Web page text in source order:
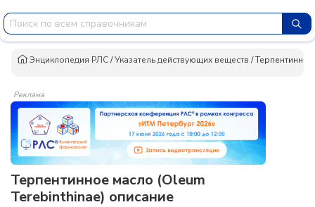
Энциклопедия РЛС/Указатель действующих веществ /
Реклама
Терпентинное масло (Oleum
Terebinthinae) описание